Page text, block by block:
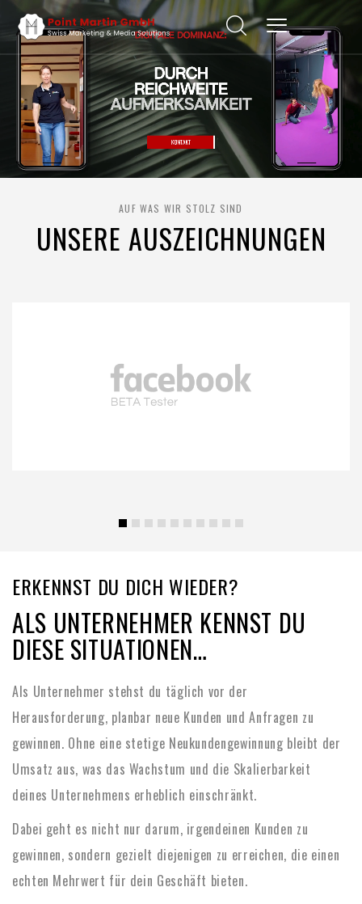
AUF WAS WIR STOLZ SIND
UNSERE AUSZEICHNUNGEN
ERKENNST DU DICH WIEDER?
ALS UNTERNEHMER KENNST DU
DIESE SITUATIONEN…
Als Unternehmer stehst du täglich vor der
Herausforderung, planbar neue Kunden und Anfragen zu
gewinnen. Ohne eine stetige Neukundengewinnung bleibt der
Umsatz aus, was das Wachstum und die Skalierbarkeit
deines Unternehmens erheblich einschränkt.
Dabei geht es nicht nur darum, irgendeinen Kunden zu
gewinnen, sondern gezielt diejenigen zu erreichen, die einen
echten Mehrwert für dein Geschäft bieten.